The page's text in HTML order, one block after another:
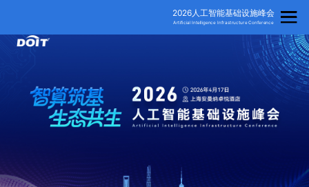
2026人工智能基础设施峰会
Artificial Intelligence Infrastructure Conference
新闻报道
大咖金句
峰会议程